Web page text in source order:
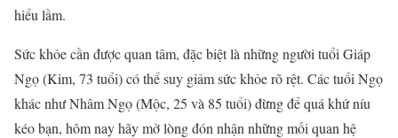
hiểu lầm.
Sức khỏe cần được quan tâm, đặc biệt là những người tuổi Giáp
Ngọ (Kim, 73 tuổi) có thể suy giảm sức khỏe rõ rệt. Các tuổi Ngọ
khác như Nhâm Ngọ (Mộc, 25 và 85 tuổi) đừng để quá khứ níu
kéo bạn, hôm nay hãy mở lòng đón nhận những mối quan hệ